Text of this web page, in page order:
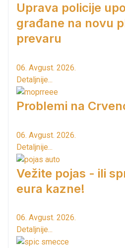
Uprava policije
građane na novu
prevaru
06. Avgust. 2026.
Detaljnije...
Problemi na
06. Avgust. 2026.
Detaljnije...
Vežite pojas - ili
eura kazne!
06. Avgust. 2026.
Detaljnije...